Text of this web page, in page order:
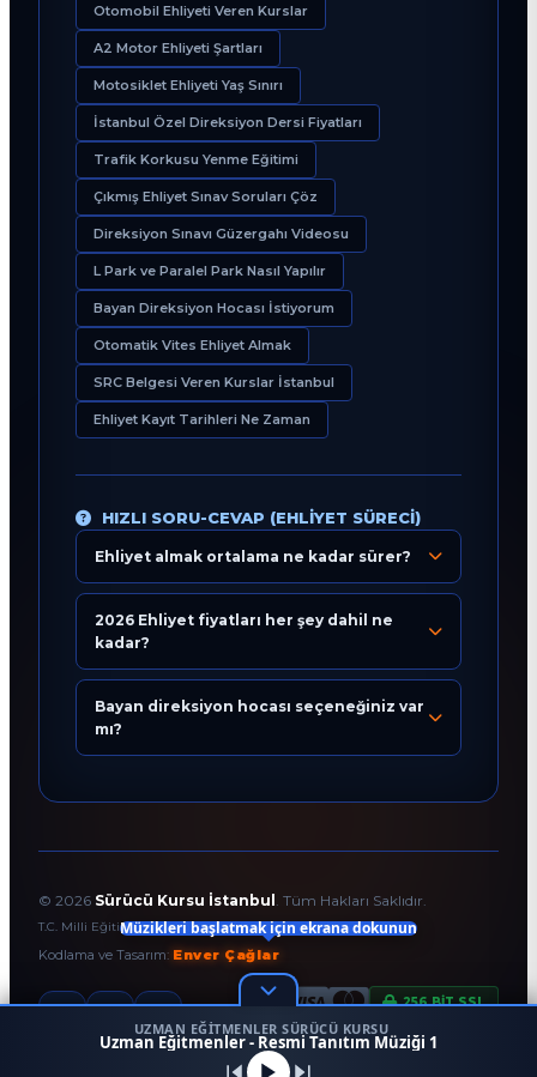
Otomobil Ehliyeti Veren Kurslar
A2 Motor Ehliyeti Şartları
Motosiklet Ehliyeti Yaş Sınırı
İstanbul Özel Direksiyon Dersi Fiyatları
Trafik Korkusu Yenme Eğitimi
Çıkmış Ehliyet Sınav Soruları Çöz
Direksiyon Sınavı Güzergahı Videosu
L Park ve Paralel Park Nasıl Yapılır
Bayan Direksiyon Hocası İstiyorum
Otomatik Vites Ehliyet Almak
SRC Belgesi Veren Kurslar İstanbul
Ehliyet Kayıt Tarihleri Ne Zaman
HIZLI SORU-CEVAP (EHLIYET SÜRECI)
Ehliyet almak ortalama ne kadar sürer?
2026 Ehliyet fiyatları her şey dahil ne
kadar?
Bayan direksiyon hocası seçeneğiniz var
mı?
© 2026 Sürücü Kursu İstanbul . Tüm Hakları Saklıdır.
T.C. Milli Eğitim Bakanlığı Onaylı Resmi Eğitim Kurumudur.
Kodlama ve Tasarım: Enver Çağlar
256 BİT SSL
Eğitim Danışmanı
Bugün 23:36
1
Müzikleri başlatmak için ekrana dokunun
UZMAN EĞITMENLER SÜRÜCÜ KURSU
Uzman Eğitmenler - Resmi Tanıtım Müziği 1